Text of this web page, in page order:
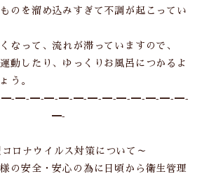
のを溜め込みすぎて不調が起こってい
なって、流れが滞っていますので、
動したり、ゆっくりお風呂につかるよ
う。
━-━-━-━-━-━-━-━-━-━-━-━-
━-
ロナウイルス対策について～
の安全・安心の為に日頃から衛生管理